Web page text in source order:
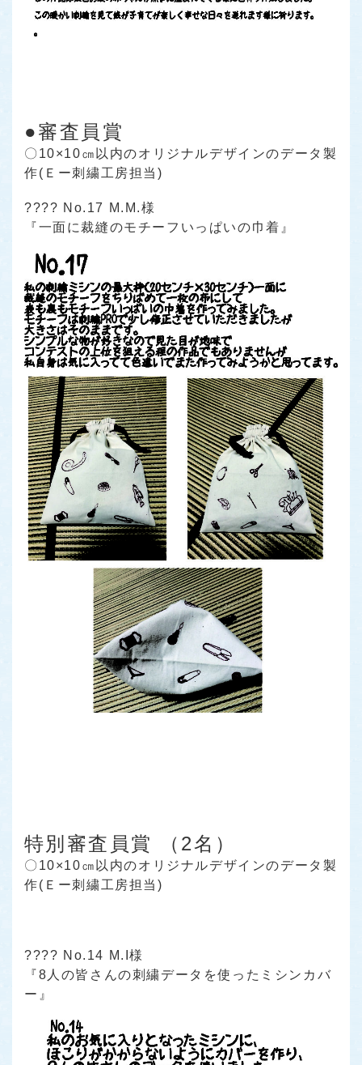
●審査員賞
〇10×10㎝以内のオリジナルデザインのデータ製
作(Ｅー刺繍工房担当)
???? No.17 M.M.様
『一面に裁縫のモチーフいっぱいの巾着』
特別審査員賞 （2名）
〇10×10㎝以内のオリジナルデザインのデータ製
作(Ｅー刺繍工房担当)
???? No.14 M.I様
『8人の皆さんの刺繍データを使ったミシンカバ
ー』